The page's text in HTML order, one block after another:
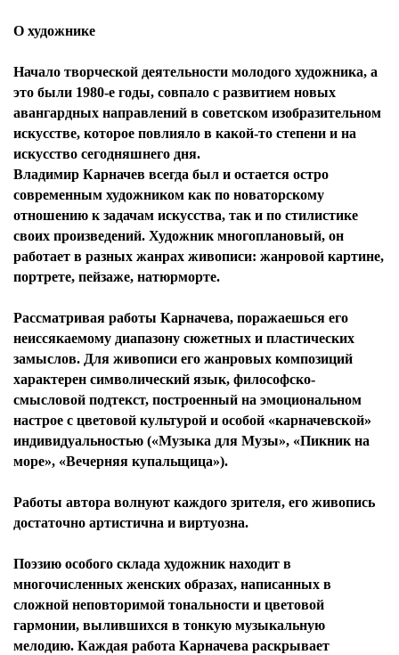
О художнике
Начало творческой деятельности молодого художника, а
это были 1980-е годы, совпало с развитием новых
авангардных направлений в советском изобразительном
искусстве, которое повлияло в какой-то степени и на
искусство сегодняшнего дня.
Владимир Карначев всегда был и остается остро
современным художником как по новаторскому
отношению к задачам искусства, так и по стилистике
своих произведений. Художник многоплановый, он
работает в разных жанрах живописи: жанровой картине,
портрете, пейзаже, натюрморте.
Рассматривая работы Карначева, поражаешься его
неиссякаемому диапазону сюжетных и пластических
замыслов. Для живописи его жанровых композиций
характерен символический язык, философско-
смысловой подтекст, построенный на эмоциональном
настрое с цветовой культурой и особой «карначевской»
индивидуальностью («Музыка для Музы», «Пикник на
море», «Вечерняя купальщица»).
Работы автора волнуют каждого зрителя, его живопись
достаточно артистична и виртуозна.
Поэзию особого склада художник находит в
многочисленных женских образах, написанных в
сложной неповторимой тональности и цветовой
гармонии, вылившихся в тонкую музыкальную
мелодию. Каждая работа Карначева раскрывает